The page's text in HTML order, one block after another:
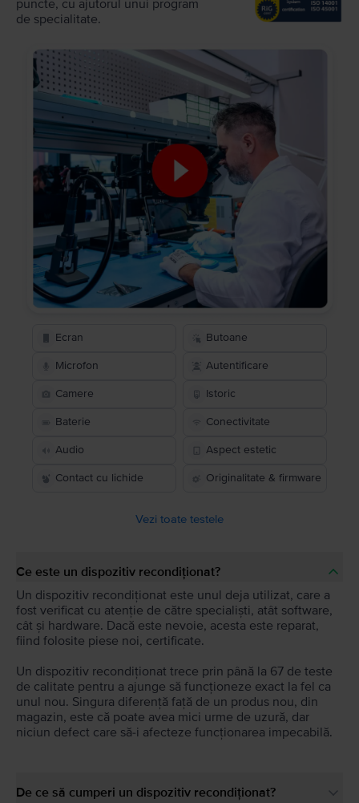
puncte, cu ajutorul unui program
de specialitate.
Ecran Butoane
Microfon Autentificare
Camere Istoric
Baterie Conectivitate
Audio Aspect estetic
Contact cu lichide Originalitate & firmware
Vezi toate testele
Ce este un dispozitiv recondiționat?
Un dispozitiv recondiționat este unul deja utilizat, care a
fost verificat cu atenție de către specialiști, atât software,
cât și hardware. Dacă este nevoie, acesta este reparat,
fiind folosite piese noi, certificate.
Un dispozitiv recondiționat trece prin până la 67 de teste
de calitate pentru a ajunge să funcționeze exact la fel ca
unul nou. Singura diferență față de un produs nou, din
magazin, este că poate avea mici urme de uzură, dar
niciun defect care să-i afecteze funcționarea impecabilă.
De ce să cumperi un dispozitiv recondiționat?